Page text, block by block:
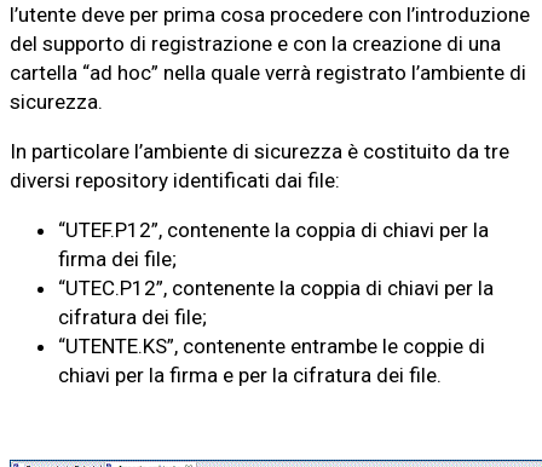
l’utente deve per prima cosa procedere con l’introduzione
del supporto di registrazione e con la creazione di una
cartella “ad hoc” nella quale verrà registrato l’ambiente di
sicurezza.
In particolare l’ambiente di sicurezza è costituito da tre
diversi repository identificati dai file:
“UTEF.P12”, contenente la coppia di chiavi per la
firma dei file;
“UTEC.P12”, contenente la coppia di chiavi per la
cifratura dei file;
“UTENTE.KS”, contenente entrambe le coppie di
chiavi per la firma e per la cifratura dei file.